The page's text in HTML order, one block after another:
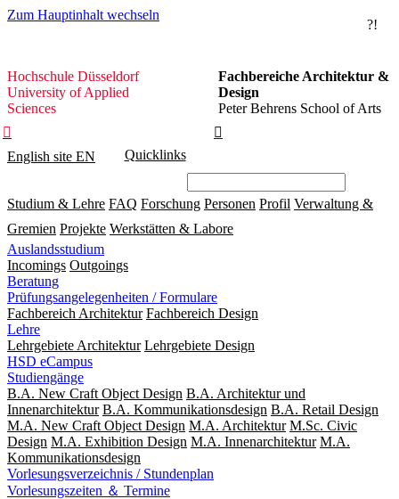
Zum Hauptinhalt wechseln
?!
Hochschule
Düsseldorf
Hochschule Düsseldorf
University of Applied
Sciences
Fachbereiche Architektur &
Design
Peter Behrens School of Arts


English site EN Quicklinks
Studium & Lehre FAQ Forschung Personen Profil Verwaltung &
Gremien Projekte Werkstätten & Labore
Auslandsstudium
Incomings Outgoings
Beratung
Prüfungsangelegenheiten / Formulare
Fachbereich Architektur Fachbereich Design
Lehre
Lehrgebiete Architektur Lehrgebiete Design
HSD eCampus
Studiengänge
B.A. New Craft Object Design B.A. Architektur und
Innenarchitektur B.A. Kommunikationsdesign B.A. Retail Design
M.A. New Craft Object Design M.A. Architektur M.Sc. Civic
Design M.A. Exhibition Design M.A. Innenarchitektur M.A.
Kommunikationsdesign
Vorlesungsverzeichnis / Stundenplan
Vorlesungszeiten ＆ Termine